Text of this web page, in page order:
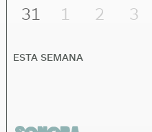
31
1 2 3
ESTA SEMANA